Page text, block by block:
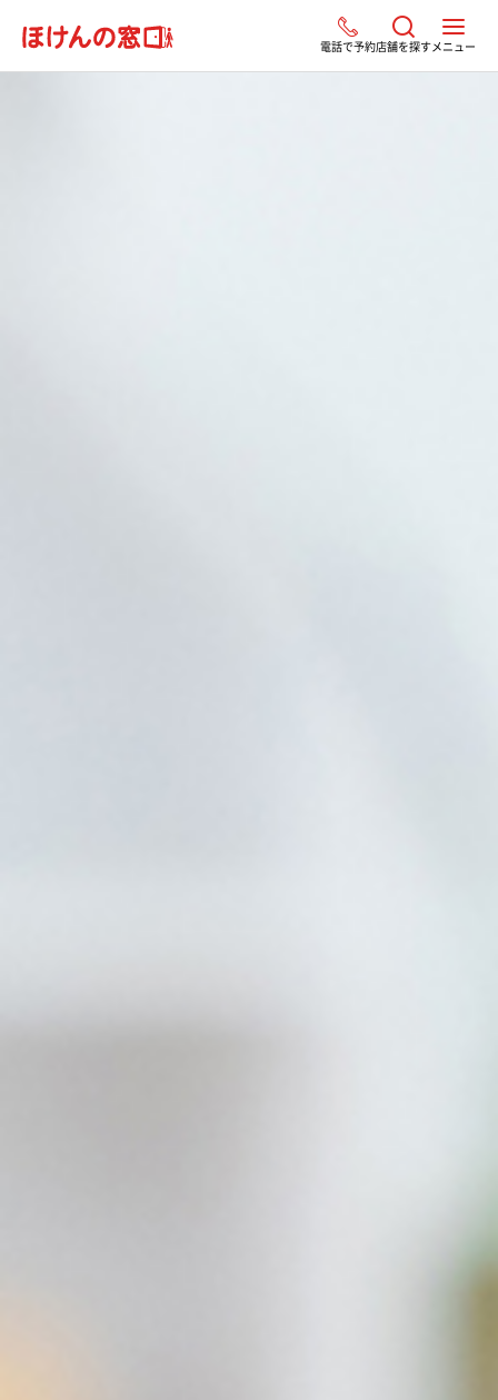
電話で予約店舗を探すメニュー